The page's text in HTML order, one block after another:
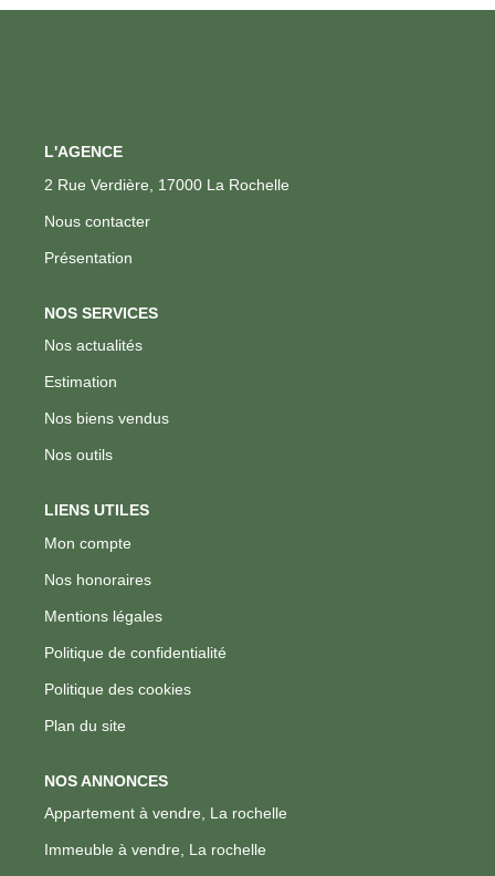
L'AGENCE
2 Rue Verdière, 17000 La Rochelle
Nous contacter
Présentation
NOS SERVICES
Nos actualités
Estimation
Nos biens vendus
Nos outils
LIENS UTILES
Mon compte
Nos honoraires
Mentions légales
Politique de confidentialité
Politique des cookies
Plan du site
NOS ANNONCES
Appartement à vendre, La rochelle
Immeuble à vendre, La rochelle